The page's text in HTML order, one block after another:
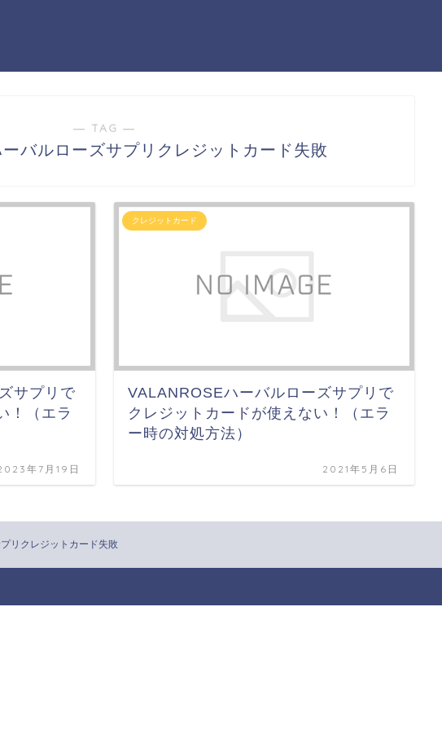
― TAG ―
バルローズサプリクレジットカード失敗
サプリで
！（エラ
年7月19日
クレジットカード
VALANROSEハーバルローズサプリで
クレジットカードが使えない！（エラ
ー時の対処方法）
2021年5月6日
リクレジットカード失敗